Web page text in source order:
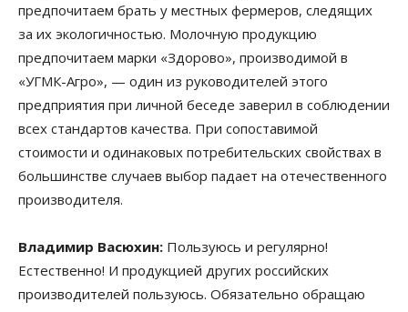
предпочитаем брать у местных фермеров, следящих
за их экологичностью. Молочную продукцию
предпочитаем марки «Здорово», производимой в
«УГМК-Агро», — один из руководителей этого
предприятия при личной беседе заверил в соблюдении
всех стандартов качества. При сопоставимой
стоимости и одинаковых потребительских свойствах в
большинстве случаев выбор падает на отечественного
производителя.
Владимир Васюхин: Пользуюсь и регулярно!
Естественно! И продукцией других российских
производителей пользуюсь. Обязательно обращаю